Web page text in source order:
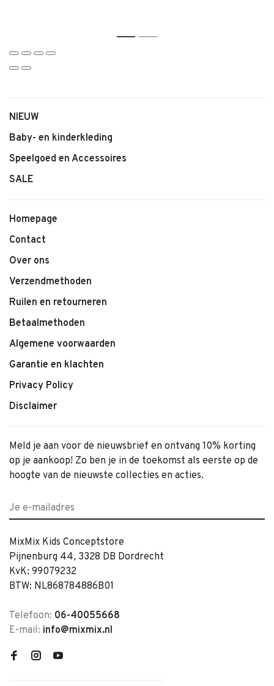
1 2
NIEUW
Baby- en kinderkleding
Speelgoed en Accessoires
SALE
Homepage
Contact
Over ons
Verzendmethoden
Ruilen en retourneren
Betaalmethoden
Algemene voorwaarden
Garantie en klachten
Privacy Policy
Disclaimer
Meld je aan voor de nieuwsbrief en ontvang 10% korting
op je aankoop! Zo ben je in de toekomst als eerste op de
hoogte van de nieuwste collecties en acties.
MixMix Kids Conceptstore
Pijnenburg 44, 3328 DB Dordrecht
KvK: 99079232
BTW: NL868784886B01
Telefoon: 06-40055668
E-mail: info@mixmix.nl